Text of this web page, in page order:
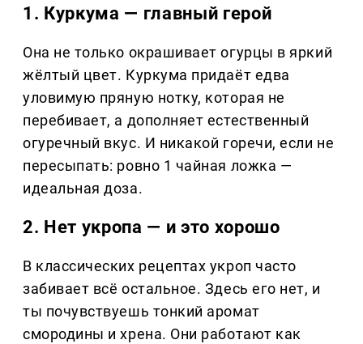
1. Куркума — главный герой
Она не только окрашивает огурцы в яркий
жёлтый цвет. Куркума придаёт едва
уловимую пряную нотку, которая не
перебивает, а дополняет естественный
огуречный вкус. И никакой горечи, если не
пересыпать: ровно 1 чайная ложка —
идеальная доза.
2. Нет укропа — и это хорошо
В классических рецептах укроп часто
забивает всё остальное. Здесь его нет, и
ты почувствуешь тонкий аромат
смородины и хрена. Они работают как